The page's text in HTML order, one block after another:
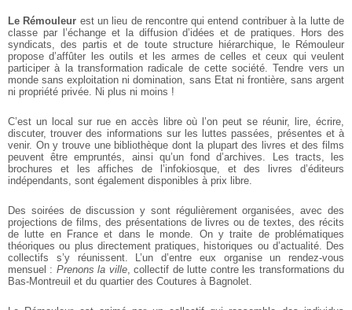
Le Rémouleur est un lieu de rencontre qui entend contribuer à la lutte de
classe par l’échange et la diffusion d’idées et de pratiques. Hors des
syndicats, des partis et de toute structure hiérarchique, le Rémouleur
propose d’affûter les outils et les armes de celles et ceux qui veulent
participer à la transformation radicale de cette société. Tendre vers un
monde sans exploitation ni domination, sans Etat ni frontière, sans argent
ni propriété privée. Ni plus ni moins !
C’est un local sur rue en accès libre où l’on peut se réunir, lire, écrire,
discuter, trouver des informations sur les luttes passées, présentes et à
venir. On y trouve une bibliothèque dont la plupart des livres et des films
peuvent être empruntés, ainsi qu’un fond d’archives. Les tracts, les
brochures et les affiches de l’infokiosque, et des livres d’éditeurs
indépendants, sont également disponibles à prix libre.
Des soirées de discussion y sont régulièrement organisées, avec des
projections de films, des présentations de livres ou de textes, des récits
de lutte en France et dans le monde. On y traite de problématiques
théoriques ou plus directement pratiques, historiques ou d’actualité. Des
collectifs s’y réunissent. L’un d’entre eux organise un rendez-vous
mensuel : Prenons la ville, collectif de lutte contre les transformations du
Bas-Montreuil et du quartier des Coutures à Bagnolet.